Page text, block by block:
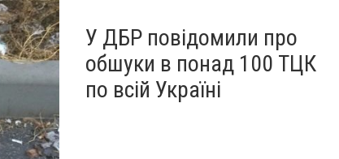
У ДБР повідомили про
обшуки в понад 100 ТЦК
по всій Україні